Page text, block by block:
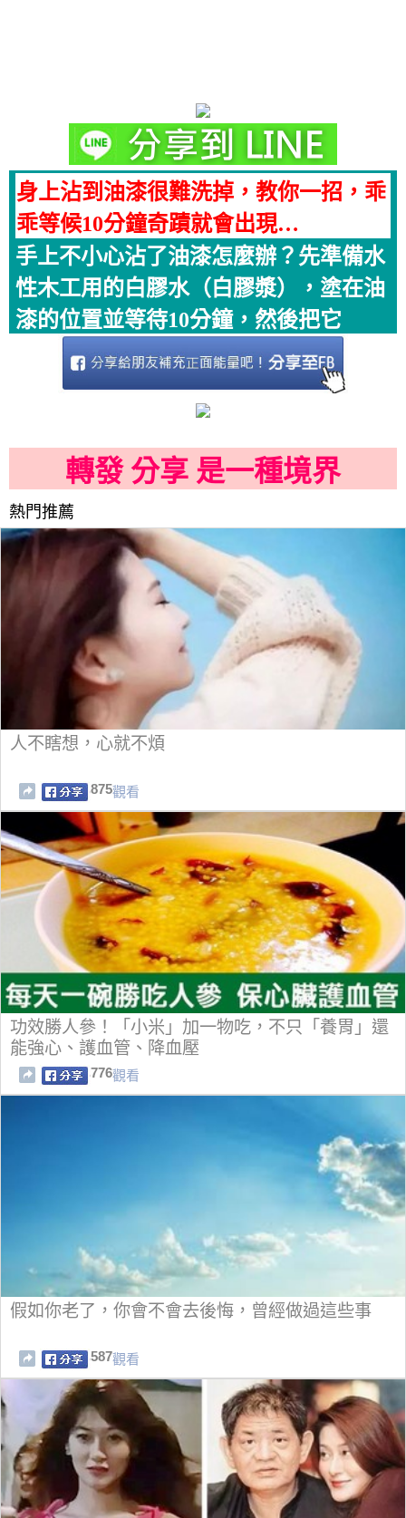
身上沾到油漆很難洗掉，教你一招，乖
乖等候10分鐘奇蹟就會出現…
手上不小心沾了油漆怎麼辦？先準備水
性木工用的白膠水（白膠漿），塗在油
漆的位置並等待10分鐘，然後把它
轉發 分享 是一種境界
熱門推薦
人不瞎想，心就不煩
875觀看
功效勝人參！「小米」加一物吃，不只「養胃」還
能強心、護血管、降血壓
776觀看
假如你老了，你會不會去後悔，曾經做過這些事
587觀看